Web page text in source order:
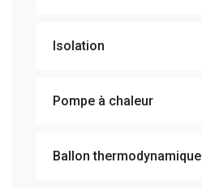
Isolation
Pompe à chaleur
Ballon thermodynamique